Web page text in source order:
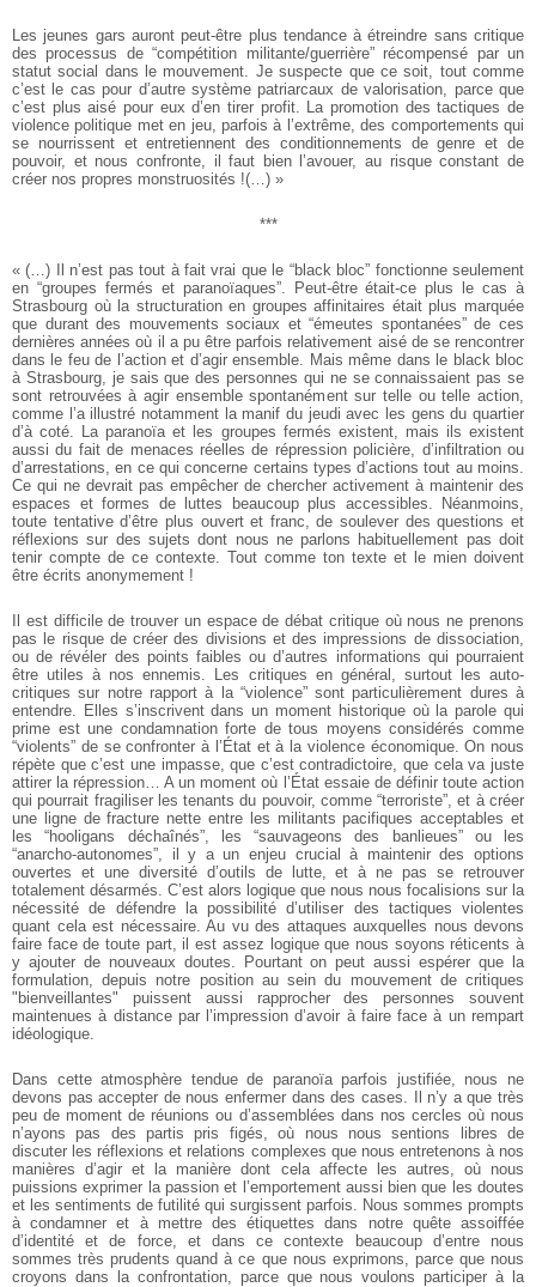
Les jeunes gars auront peut-être plus tendance à étreindre sans critique
des processus de “compétition militante/guerrière” récompensé par un
statut social dans le mouvement. Je suspecte que ce soit, tout comme
c’est le cas pour d’autre système patriarcaux de valorisation, parce que
c’est plus aisé pour eux d’en tirer profit. La promotion des tactiques de
violence politique met en jeu, parfois à l’extrême, des comportements qui
se nourrissent et entretiennent des conditionnements de genre et de
pouvoir, et nous confronte, il faut bien l’avouer, au risque constant de
créer nos propres monstruosités !(…) »
***
« (…) Il n’est pas tout à fait vrai que le “black bloc” fonctionne seulement
en “groupes fermés et paranoïaques”. Peut-être était-ce plus le cas à
Strasbourg où la structuration en groupes affinitaires était plus marquée
que durant des mouvements sociaux et “émeutes spontanées” de ces
dernières années où il a pu être parfois relativement aisé de se rencontrer
dans le feu de l’action et d’agir ensemble. Mais même dans le black bloc
à Strasbourg, je sais que des personnes qui ne se connaissaient pas se
sont retrouvées à agir ensemble spontanément sur telle ou telle action,
comme l’a illustré notamment la manif du jeudi avec les gens du quartier
d’à coté. La paranoïa et les groupes fermés existent, mais ils existent
aussi du fait de menaces réelles de répression policière, d’infiltration ou
d’arrestations, en ce qui concerne certains types d’actions tout au moins.
Ce qui ne devrait pas empêcher de chercher activement à maintenir des
espaces et formes de luttes beaucoup plus accessibles. Néanmoins,
toute tentative d’être plus ouvert et franc, de soulever des questions et
réflexions sur des sujets dont nous ne parlons habituellement pas doit
tenir compte de ce contexte. Tout comme ton texte et le mien doivent
être écrits anonymement !
Il est difficile de trouver un espace de débat critique où nous ne prenons
pas le risque de créer des divisions et des impressions de dissociation,
ou de révéler des points faibles ou d’autres informations qui pourraient
être utiles à nos ennemis. Les critiques en général, surtout les auto-
critiques sur notre rapport à la “violence” sont particulièrement dures à
entendre. Elles s’inscrivent dans un moment historique où la parole qui
prime est une condamnation forte de tous moyens considérés comme
“violents” de se confronter à l’État et à la violence économique. On nous
répète que c’est une impasse, que c’est contradictoire, que cela va juste
attirer la répression… A un moment où l’État essaie de définir toute action
qui pourrait fragiliser les tenants du pouvoir, comme “terroriste”, et à créer
une ligne de fracture nette entre les militants pacifiques acceptables et
les “hooligans déchaînés”, les “sauvageons des banlieues” ou les
“anarcho-autonomes”, il y a un enjeu crucial à maintenir des options
ouvertes et une diversité d’outils de lutte, et à ne pas se retrouver
totalement désarmés. C’est alors logique que nous nous focalisions sur la
nécessité de défendre la possibilité d’utiliser des tactiques violentes
quant cela est nécessaire. Au vu des attaques auxquelles nous devons
faire face de toute part, il est assez logique que nous soyons réticents à
y ajouter de nouveaux doutes. Pourtant on peut aussi espérer que la
formulation, depuis notre position au sein du mouvement de critiques
"bienveillantes" puissent aussi rapprocher des personnes souvent
maintenues à distance par l’impression d’avoir à faire face à un rempart
idéologique.
Dans cette atmosphère tendue de paranoïa parfois justifiée, nous ne
devons pas accepter de nous enfermer dans des cases. Il n’y a que très
peu de moment de réunions ou d’assemblées dans nos cercles où nous
n’ayons pas des partis pris figés, où nous nous sentions libres de
discuter les réflexions et relations complexes que nous entretenons à nos
manières d’agir et la manière dont cela affecte les autres, où nous
puissions exprimer la passion et l’emportement aussi bien que les doutes
et les sentiments de futilité qui surgissent parfois. Nous sommes prompts
à condamner et à mettre des étiquettes dans notre quête assoiffée
d’identité et de force, et dans ce contexte beaucoup d’entre nous
sommes très prudents quand à ce que nous exprimons, parce que nous
croyons dans la confrontation, parce que nous voulons participer à la